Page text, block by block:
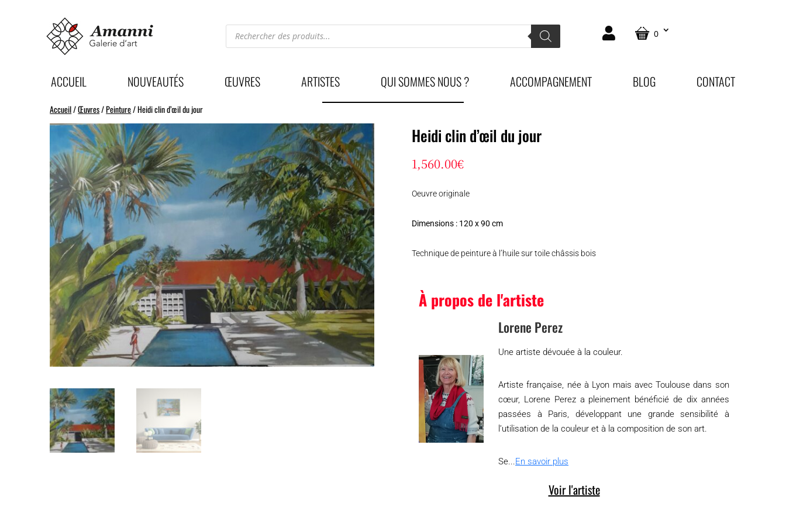
Recherche
de
produits
0
ACCUEIL NOUVEAUTÉS ŒUVRES ARTISTES QUI SOMMES NOUS ? ACCOMPAGNEMENT BLOG CONTACT
Accueil/Œuvres/Peinture/ Heidi clin d’œil du jour
Heidi clin d’œil du jour
1,560.00€
Oeuvre originale
Dimensions : 120 x 90 cm
Technique de peinture à l’huile sur toile châssis bois
À propos de l'artiste
Lorene Perez
Une artiste dévouée à la couleur.
Artiste française, née à Lyon mais avec Toulouse dans son
cœur, Lorene Perez a pleinement bénéficié de dix années
passées à Paris, développant une grande sensibilité à
l’utilisation de la couleur et à la composition de son art.
Se...En savoir plus
Voir l'artiste